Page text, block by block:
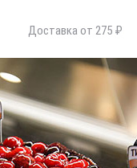
Доставка от 275 ₽